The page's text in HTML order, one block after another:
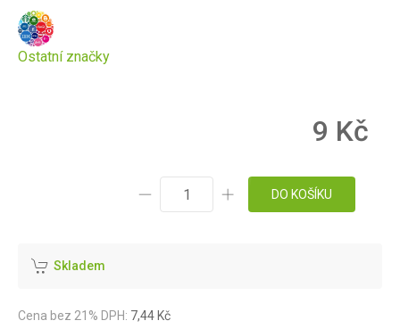
Ostatní značky
9 Kč
DO KOŠÍKU
Skladem
Cena bez 21% DPH: 7,44 Kč